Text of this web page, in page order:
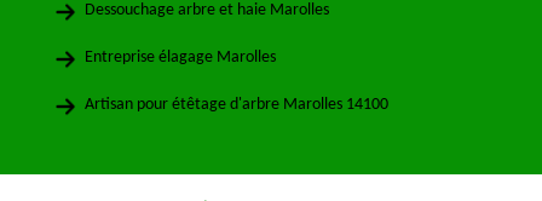
Dessouchage arbre et haie Marolles
Entreprise élagage Marolles
Artisan pour étêtage d'arbre Marolles 14100